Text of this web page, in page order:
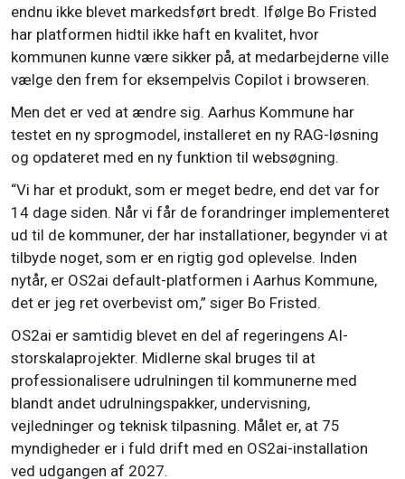
endnu ikke blevet markedsført bredt. Ifølge Bo Fristed
har platformen hidtil ikke haft en kvalitet, hvor
kommunen kunne være sikker på, at medarbejderne ville
vælge den frem for eksempelvis Copilot i browseren.
Men det er ved at ændre sig. Aarhus Kommune har
testet en ny sprogmodel, installeret en ny RAG-løsning
og opdateret med en ny funktion til websøgning.
“Vi har et produkt, som er meget bedre, end det var for
14 dage siden. Når vi får de forandringer implementeret
ud til de kommuner, der har installationer, begynder vi at
tilbyde noget, som er en rigtig god oplevelse. Inden
nytår, er OS2ai default-platformen i Aarhus Kommune,
det er jeg ret overbevist om,” siger Bo Fristed.
OS2ai er samtidig blevet en del af regeringens AI-
storskalaprojekter. Midlerne skal bruges til at
professionalisere udrulningen til kommunerne med
blandt andet udrulningspakker, undervisning,
vejledninger og teknisk tilpasning. Målet er, at 75
myndigheder er i fuld drift med en OS2ai-installation
ved udgangen af 2027.